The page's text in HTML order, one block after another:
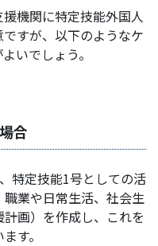
機関に特定技能外国人
すが、以下のようなケ
いでしょう。
合
特定技能1号としての活
業や日常生活、社会生
画）を作成し、これを
す。